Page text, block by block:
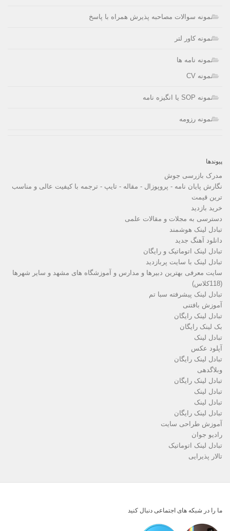
نمونه سوالات مصاحبه پذیرش همراه با پاسخ
نمونه کاور لتر
نمونه نامه ها
نمونه CV
نمونه SOP یا انگیزه نامه
نمونه رزومه
پیوندها
مدرک بازرسی جوش
نگارش پایان نامه - پروپوزال - مقاله - تایپ - ترجمه با کیفیت عالی و مناسب
ترین قیمت
خرید بازدید
دسترسی به مجلات و مقالات علمی
تبادل لینک هوشمند
دانلود آهنگ جدید
تبادل لینک اتوماتیک و رایگان
تبادل لینک با سایت پربازدید
سایت معرفی بهترین دبیرها و مدارس و آموزشگاه های مشهد و سایر شهرها
(118کلاس)
تبادل لینک پیشرفته سبا تم
آموزش بافتنی
تبادل لینک رایگان
بک لینک رایگان
تبادل لینک
آپلود عکس
تبادل لینک رایگان
وبلاگدهی
تبادل لینک رایگان
تبادل لینک
تبادل لینک
تبادل لینک رایگان
آموزش طراحی سایت
رادیو جوان
تبادل لینک اتوماتیک
تالار پذیرایی
ما را در شبکه های اجتماعی دنبال کنید